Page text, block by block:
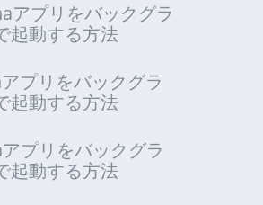
アプリをバックグラ
起動する方法
プリをバックグラ
起動する方法
プリをバックグラ
起動する方法